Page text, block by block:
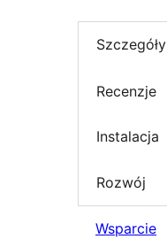
Szczegóły
Recenzje
Instalacja
Rozwój
Wsparcie